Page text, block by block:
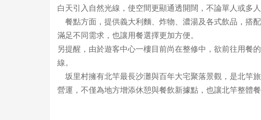
白天引入自然光線，使空間更顯通透開闊，不論單人或多
餐點方面，提供義大利麵、炸物、濃湯及各式飲品，搭
滿足不同需求，也讓用餐選擇更加方便。
另提醒，由於遊客中心一樓目前尚在整修中，欲前往用餐
線。
坂里村擁有北竿最長沙灘與百年大宅聚落景觀，是北竿
營運，不僅為地方增添休憩與餐飲新據點，也讓北竿整體餐